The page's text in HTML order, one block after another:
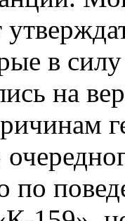
в силу
на
по